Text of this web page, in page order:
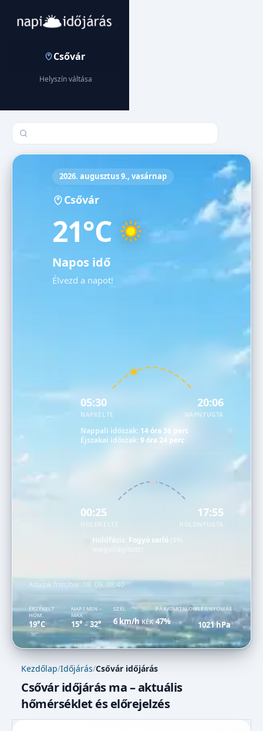
Csővár
Helyszín váltása
Település keresése
2026. augusztus 9., vasárnap
Csővár
21°C
Napos idő
Élvezd a napot!
05:30
NAPKELTE
20:06
NAPNYUGTA
Nappali időszak: 14 óra 36 perc
Éjszakai időszak:9 óra 24 perc
00:25 17:55
HOLDNYUGTA
Holdfázis: Fogyó sarló
Adatok frissítve: 08. 09. 08:40
ÉRZÉKELT
HŐM.
19°C
NAPI MIN –
MAX
15° –32°
SZÉL
6 km/hKÉK
PÁRATARTALOM
47%
LÉGNYOMÁS
1021 hPa
Kezdőlap/Időjárás/Csővár időjárás
Csővár időjárás ma – aktuális
hőmérséklet és előrejelzés